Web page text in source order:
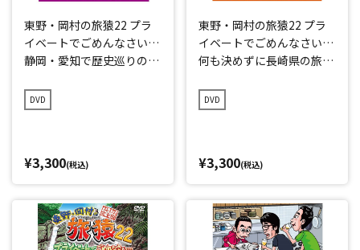
東野・岡村の旅猿22 プラ
イベートでごめんなさい…
静岡・愛知で歴史巡りの旅
DVD
¥3,300(税込)
東野・岡村の旅猿22 プラ
イベートでごめんなさい…
何も決めずに長崎県の旅
DVD
¥3,300(税込)